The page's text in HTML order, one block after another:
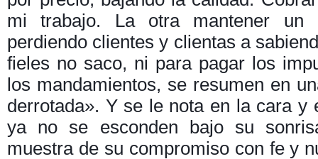
mi trabajo. La otra mantener un
perdiendo clientes y clientas a
fieles no saco, ni para pagar los
los mandamientos, se resumen en
derrotada». Y se le nota en la cara y
ya no se esconden bajo su
muestra de su compromiso con fe y